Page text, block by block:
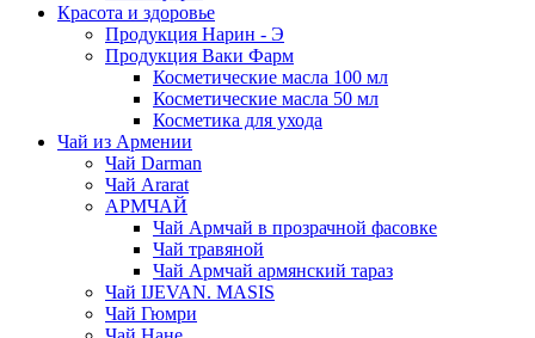
Красота и здоровье
Продукция Нарин - Э
Продукция Ваки Фарм
Косметические масла 100 мл
Косметические масла 50 мл
Косметика для ухода
Чай из Армении
Чай Darman
Чай Ararat
АРМЧАЙ
Чай Армчай в прозрачной фасовке
Чай травяной
Чай Армчай армянский тараз
Чай IJEVAN. MASIS
Чай Гюмри